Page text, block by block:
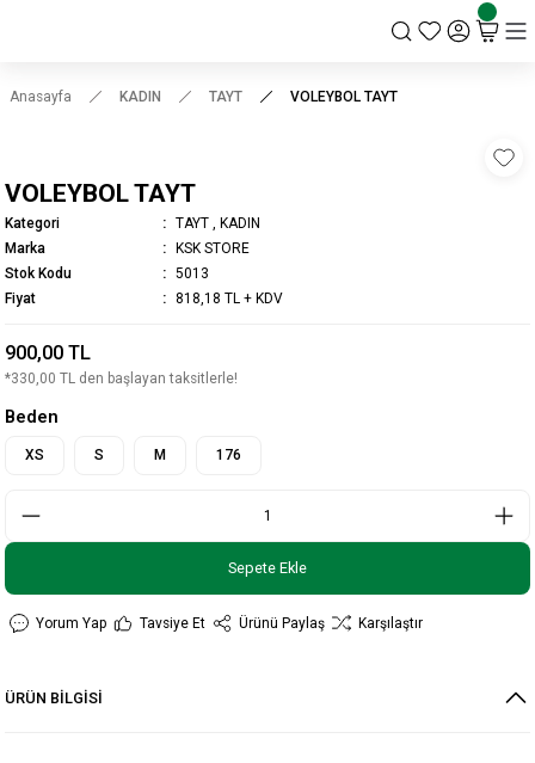
Anasayfa KADIN TAYT VOLEYBOL TAYT
VOLEYBOL TAYT
Kategori TAYT
KADIN
Marka
KSK STORE
Stok Kodu
5013
Fiyat
818,18 TL + KDV
900,00 TL
*330,00 TL den başlayan taksitlerle!
Beden
XS S M 176
Sepete Ekle
Yorum Yap Tavsiye Et Ürünü Paylaş Karşılaştır
ÜRÜN BİLGİSİ